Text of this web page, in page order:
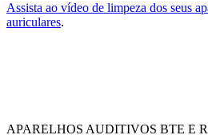
Assista ao vídeo de limpeza dos seus
auriculares.
APARELHOS AUDITIVOS BTE E